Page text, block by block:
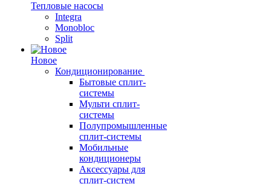
Тепловые насосы
Integra
Monobloc
Split
Новое
Кондиционирование
Бытовые сплит-
системы
Мульти сплит-
системы
Полупромышленные
сплит-системы
Мобильные
кондиционеры
Аксессуары для
сплит-систем